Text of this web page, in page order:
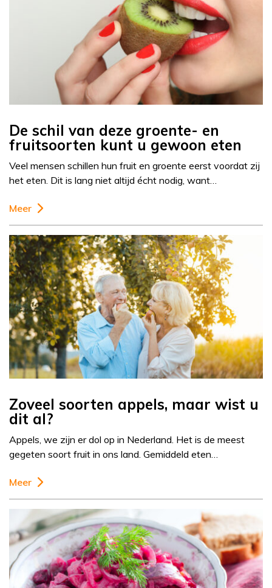
De schil van deze groente- en
fruitsoorten kunt u gewoon eten
Veel mensen schillen hun fruit en groente eerst voordat zij
het eten. Dit is lang niet altijd écht nodig, want…
Meer
Zoveel soorten appels, maar wist u
dit al?
Appels, we zijn er dol op in Nederland. Het is de meest
gegeten soort fruit in ons land. Gemiddeld eten…
Meer